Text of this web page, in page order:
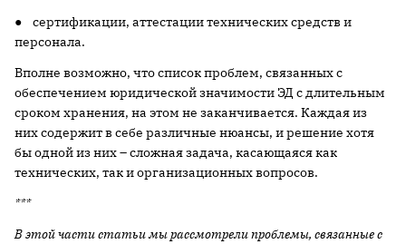
● сертификации, аттестации технических средств и
персонала.
Вполне возможно, что список проблем, связанных с
обеспечением юридической значимости ЭД с длительным
сроком хранения, на этом не заканчивается. Каждая из
них содержит в себе различные нюансы, и решение хотя
бы одной из них – сложная задача, касающаяся как
технических, так и организационных вопросов.
***
В этой части статьи мы рассмотрели проблемы, связанные с